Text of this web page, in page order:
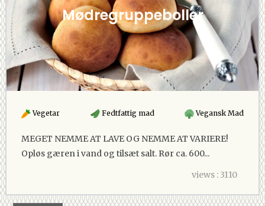
Mødregruppeboller
Vegetar Fedtfattig mad Vegansk Mad
MEGET NEMME AT LAVE OG NEMME AT VARIERE!
Opløs gæren i vand og tilsæt salt. Rør ca. 600...
views : 3110